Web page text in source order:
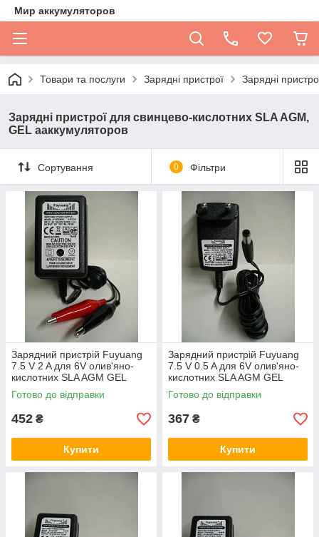
Мир аккумуляторов
Товари та послуги Зарядні пристрої Зарядні
Зарядні пристрої для свинцево-кислотних SLA AGM,
GEL ааккумуляторов
Сортування 0 Фільтри
Зарядний пристрій Fuyuang
7.5 V 2 A для 6V олив'яно-
кислотних SLA AGM GEL
акумуляторів
Готово до відправки
452 ₴
Купити
Зарядний пристрій Fuyuang
7.5 V 0.5 A для 6V олив'яно-
кислотних SLA AGM GEL
акумуляторів
Готово до відправки
367 ₴
Купити